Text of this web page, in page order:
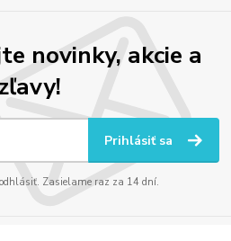
novinky, akcie a
zľavy!
Prihlásiť sa
odhlásiť. Zasielame raz za 14 dní.